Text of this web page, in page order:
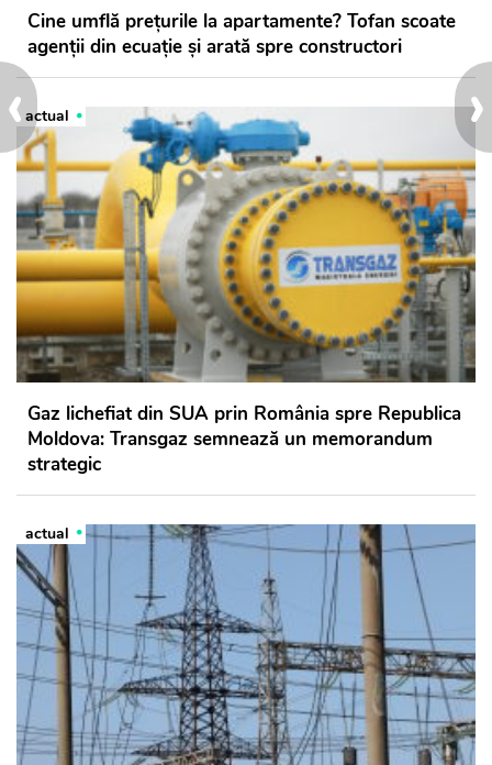
›
‹
Cine umflă prețurile la apartamente? Tofan scoate
agenții din ecuație și arată spre constructori
actual
Gaz lichefiat din SUA prin România spre Republica
Moldova: Transgaz semnează un memorandum
strategic
actual